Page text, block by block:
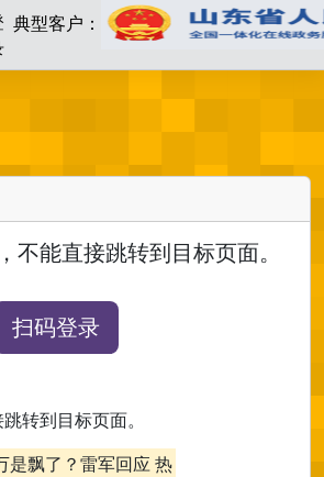
典型客户：
不能直接跳转到目标页面。
扫码登录
转到目标页面。
是飘了？雷军回应 热